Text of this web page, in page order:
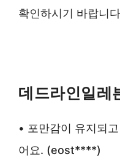
확인하시기 바랍니
데드라인일레
• 포만감이 유지되
어요. (eost****)